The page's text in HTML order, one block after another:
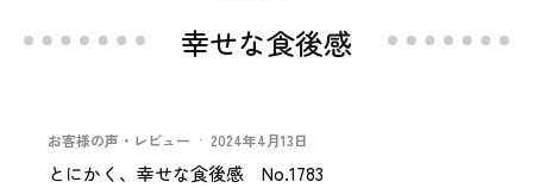
幸せな食後感
お客様の声・レビュー · 2024年4月13日
とにかく、幸せな食後感 No.1783